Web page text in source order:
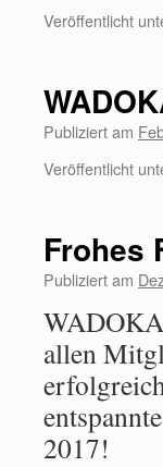
Veröffentlicht
Publiziert am
Veröffentlicht
Frohes
Publiziert am
allen
2017!